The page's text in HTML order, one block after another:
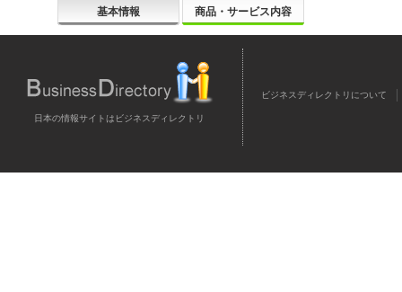
基本情報 商品・サービス内容
日本の情報サイトはビジネスディレクトリ
ビジネスディレクトリについて